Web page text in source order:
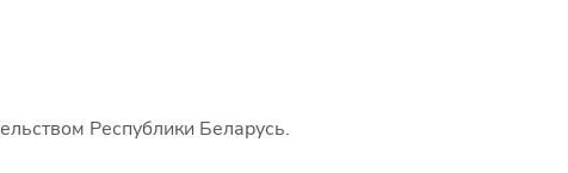
Республики Беларусь.